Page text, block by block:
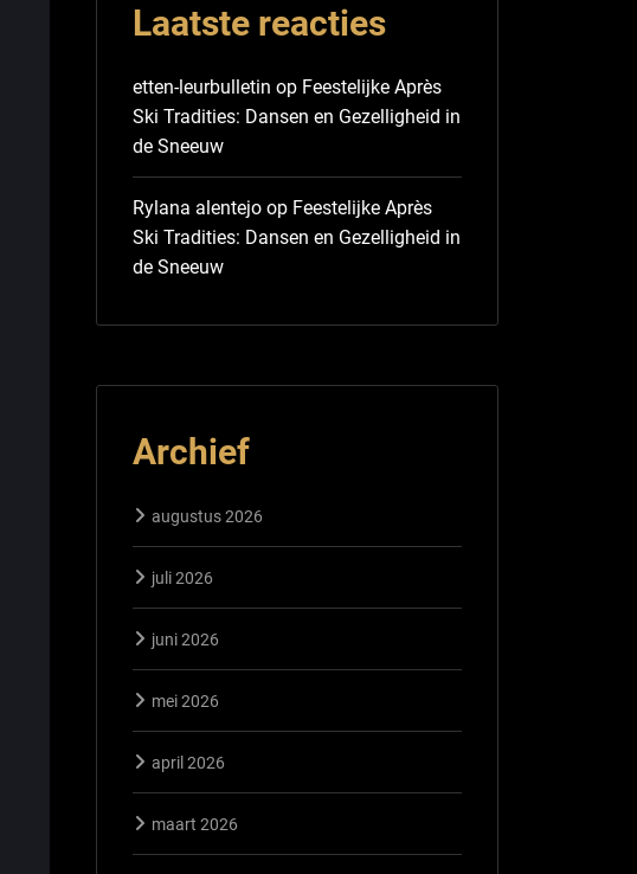
Laatste reacties
etten-leurbulletin op Feestelijke Après
Ski Tradities: Dansen en Gezelligheid in
de Sneeuw
Rylana alentejo op Feestelijke Après
Ski Tradities: Dansen en Gezelligheid in
de Sneeuw
Archief
augustus 2026
juli 2026
juni 2026
mei 2026
april 2026
maart 2026